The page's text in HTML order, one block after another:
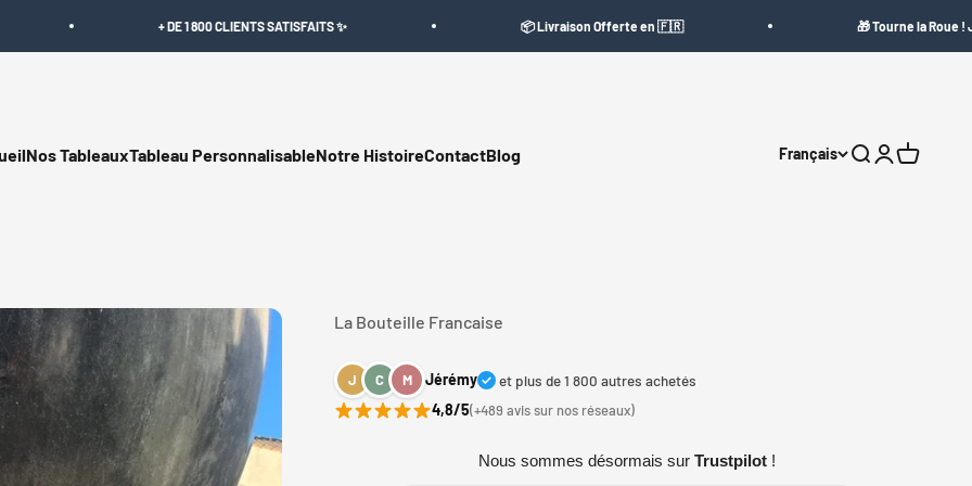
+ DE 1 800 CLIENTS SATISFAITS ✨ 📦 Livraison Offerte en 🇫🇷 🎁 Tourne la Roue ! Jusqu'à -15%
Nos TableauxTableau PersonnalisableNotre HistoireContactBlog Français Ouvrir la
Ouvrir le
Voir le
La Bouteille Francaise
J C M Jérémy
et plus de 1 800 autres achetés
4,8/5(+489 avis sur nos réseaux)
Nous sommes désormais sur Trustpilot !